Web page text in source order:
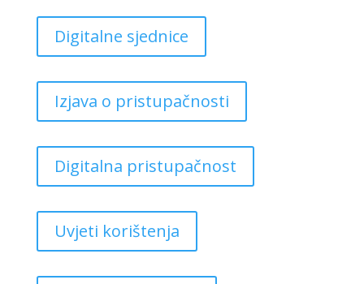
Digitalne sjednice
Izjava o pristupačnosti
Digitalna pristupačnost
Uvjeti korištenja